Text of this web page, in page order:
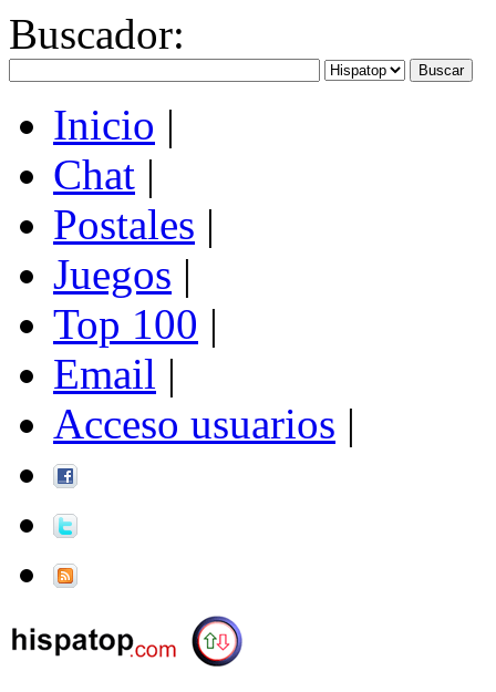
Buscador:
Inicio |
Chat |
Postales |
Juegos |
Top 100 |
Email |
Acceso usuarios |